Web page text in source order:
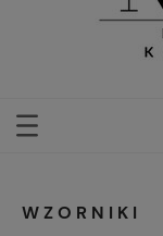
WZORNIKI